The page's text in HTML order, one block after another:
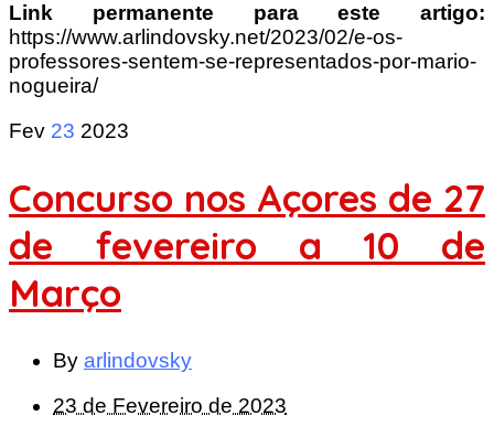
Link permanente para este artigo:
https://www.arlindovsky.net/2023/02/e-os-
professores-sentem-se-representados-por-mario-
nogueira/
Fev 23 2023
Concurso nos Açores de 27
de fevereiro a 10 de
Março
By arlindovsky
23 de Fevereiro de 2023